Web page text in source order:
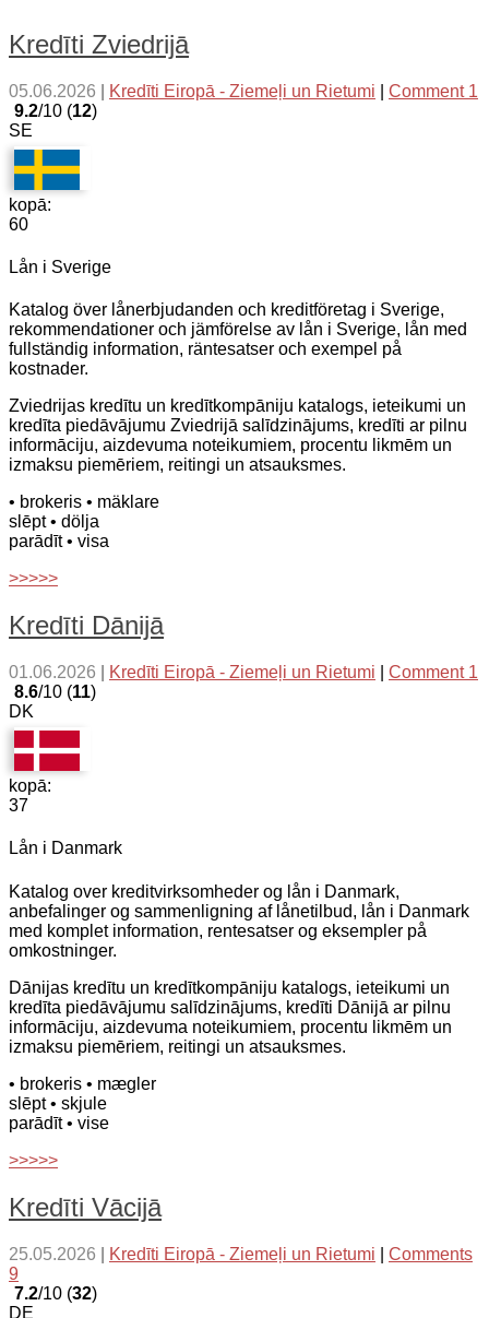
Kredīti Zviedrijā
05.06.2026 Kredīti Eiropā - Ziemeļi un Rietumi
Comment 1
9.2/10 (12)
SE
kopā:
60
Lån i Sverige
Katalog över lånerbjudanden och kreditföretag i Sverige,
rekommendationer och jämförelse av lån i Sverige, lån med
fullständig information, räntesatser och exempel på
kostnader.
Zviedrijas kredītu un kredītkompāniju katalogs, ieteikumi un
kredīta piedāvājumu Zviedrijā salīdzinājums, kredīti ar pilnu
informāciju, aizdevuma noteikumiem, procentu likmēm un
izmaksu piemēriem, reitingi un atsauksmes.
• brokeris • mäklare
slēpt• dölja
parādīt• visa
>>>>>
Kredīti Dānijā
01.06.2026 Kredīti Eiropā - Ziemeļi un Rietumi
Comment 1
8.6/10 (11)
DK
kopā:
37
Lån i Danmark
Katalog over kreditvirksomheder og lån i Danmark,
anbefalinger og sammenligning af lånetilbud, lån i Danmark
med komplet information, rentesatser og eksempler på
omkostninger.
Dānijas kredītu un kredītkompāniju katalogs, ieteikumi un
kredīta piedāvājumu salīdzinājums, kredīti Dānijā ar pilnu
informāciju, aizdevuma noteikumiem, procentu likmēm un
izmaksu piemēriem, reitingi un atsauksmes.
• brokeris • mægler
slēpt• skjule
parādīt• vise
>>>>>
Kredīti Vācijā
25.05.2026 Kredīti Eiropā - Ziemeļi un Rietumi
Comments
9
7.2/10 (32)
DE